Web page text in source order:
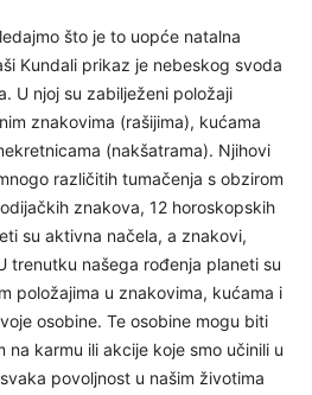
što je to uopće natalna
Kundali prikaz je nebeskog svoda
U njoj su zabilježeni položaji
znakovima (rašijima), kućama
(nakšatrama). Njihovi
različitih tumačenja s obzirom
znakova, 12 horoskopskih
su aktivna načela, a znakovi,
trenutku našega rođenja planeti su
položajima u znakovima, kućama i
osobine. Te osobine mogu biti
na karmu ili akcije koje smo učinili u
povoljnost u našim životima